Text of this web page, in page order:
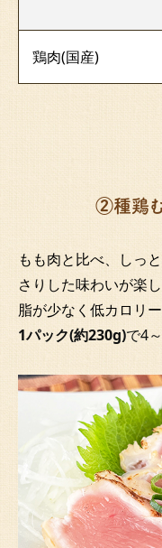
鶏肉(国産)
②種鶏
もも肉と比べ、しっ
さりした味わいが楽し
脂が少なく低カロリ
1パック(約230g)で4